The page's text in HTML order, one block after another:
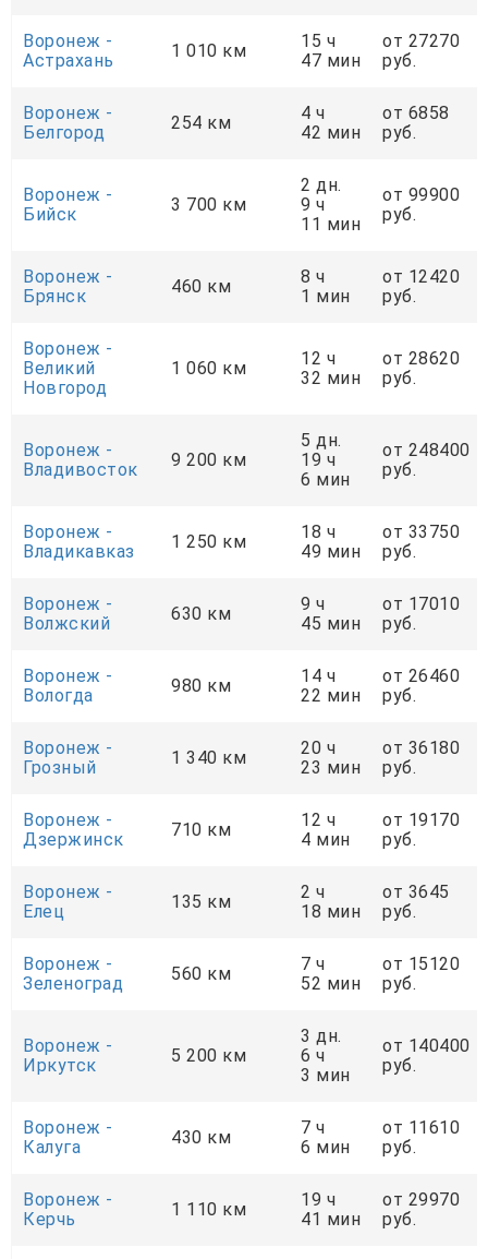
Воронеж -
Астрахань
1 010 км
15 ч
47 мин
от 27270
руб.
Воронеж -
Белгород
254 км
4 ч
42 мин
от 6858
руб.
Воронеж -
Бийск
3 700 км
2 дн.
9 ч
11 мин
от 99900
руб.
Воронеж -
Брянск
460 км
8 ч
1 мин
от 12420
руб.
Воронеж -
Великий
Новгород
1 060 км
12 ч
32 мин
от 28620
руб.
Воронеж -
Владивосток
9 200 км
5 дн.
19 ч
6 мин
от 248400
руб.
Воронеж -
Владикавказ
1 250 км
18 ч
49 мин
от 33750
руб.
Воронеж -
Волжский
630 км
9 ч
45 мин
от 17010
руб.
Воронеж -
Вологда
980 км
14 ч
22 мин
от 26460
руб.
Воронеж -
Грозный
1 340 км
20 ч
23 мин
от 36180
руб.
Воронеж -
Дзержинск
710 км
12 ч
4 мин
от 19170
руб.
Воронеж -
Елец
135 км
2 ч
18 мин
от 3645
руб.
Воронеж -
Зеленоград
560 км
7 ч
52 мин
от 15120
руб.
Воронеж -
Иркутск
5 200 км
3 дн.
6 ч
3 мин
от 140400
руб.
Воронеж -
Калуга
430 км
7 ч
6 мин
от 11610
руб.
Воронеж -
Керчь
1 110 км
19 ч
41 мин
от 29970
руб.